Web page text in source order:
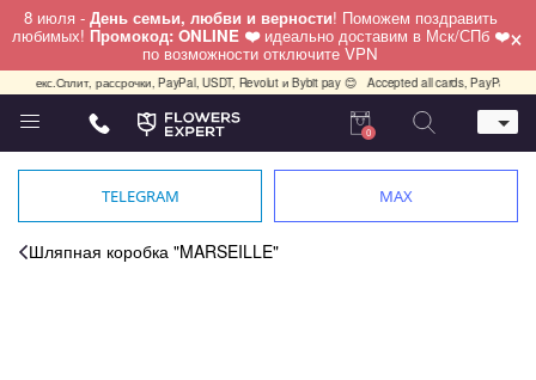
8 июля - День семьи, любви и верности! Поможем поздравить
любимых! Промокод: ONLINE ❤️ идеально доставим в Мск/СПб ❤️
по возможности отключите VPN ×
рассрочки, PayPal, USDT, Revolut и Bybit pay 😊 Accepted all cards, PayPal, USDT,
Телефон
+7 (495) 982-55-05
0
TELEGRAM MAX
Шляпная коробка "MARSEILLE"